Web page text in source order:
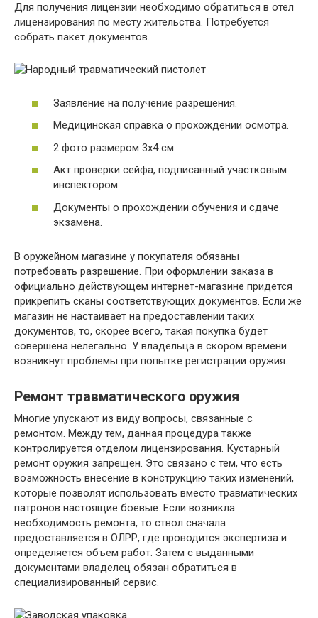
Для получения лицензии необходимо обратиться в отел
лицензирования по месту жительства. Потребуется
собрать пакет документов.
Заявление на получение разрешения.
Медицинская справка о прохождении осмотра.
2 фото размером 3х4 см.
Акт проверки сейфа, подписанный участковым
инспектором.
Документы о прохождении обучения и сдаче
экзамена.
В оружейном магазине у покупателя обязаны
потребовать разрешение. При оформлении заказа в
официально действующем интернет-магазине придется
прикрепить сканы соответствующих документов. Если же
магазин не настаивает на предоставлении таких
документов, то, скорее всего, такая покупка будет
совершена нелегально. У владельца в скором времени
возникнут проблемы при попытке регистрации оружия.
Ремонт травматического оружия
Многие упускают из виду вопросы, связанные с
ремонтом. Между тем, данная процедура также
контролируется отделом лицензирования. Кустарный
ремонт оружия запрещен. Это связано с тем, что есть
возможность внесение в конструкцию таких изменений,
которые позволят использовать вместо травматических
патронов настоящие боевые. Если возникла
необходимость ремонта, то ствол сначала
предоставляется в ОЛРР, где проводится экспертиза и
определяется объем работ. Затем с выданными
документами владелец обязан обратиться в
специализированный сервис.